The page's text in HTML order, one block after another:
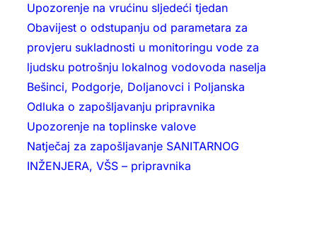
Upozorenje na vrućinu sljedeći tjedan
Obavijest o odstupanju od parametara za
provjeru sukladnosti u monitoringu vode za
ljudsku potrošnju lokalnog vodovoda naselja
Bešinci, Podgorje, Doljanovci i Poljanska
Odluka o zapošljavanju pripravnika
Upozorenje na toplinske valove
Natječaj za zapošljavanje SANITARNOG
INŽENJERA, VŠS – pripravnika